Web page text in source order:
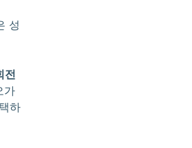
성
전
가
하